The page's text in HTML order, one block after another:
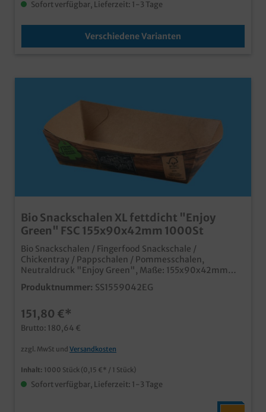
Sofort verfügbar, Lieferzeit: 1-3 Tage
Verschiedene Varianten
Bio Snackschalen XL fettdicht "Enjoy
Green" FSC 155x90x42mm 1000St
Bio Snackschalen / Fingerfood Snackschale /
Chickentray / Pappschalen / Pommesschalen,
Neutraldruck "Enjoy Green", Maße: 155x90x42mm
1000 Stück im Karton im modernen und coolen "Enjoy
Green" Holz Design sehr stabil aus qualitativem
Ideal für Pommes, Snacks, Fingerfood, Currywurst,
Pommes usw. Qualität "Made in Germany" für kurze
und klimafreundliche Bezugswege auch mit Ihrem
Wunschmotiv bedruckbar, fragen Sie einfach unseren
Kundenservice
Produktnummer: SS1559042EG
151,80 €*
Brutto: 180,64 €
zzgl. MwSt und Versandkosten
Inhalt: 1000 Stück (0,15 €* / 1 Stück)
Sofort verfügbar, Lieferzeit: 1-3 Tage